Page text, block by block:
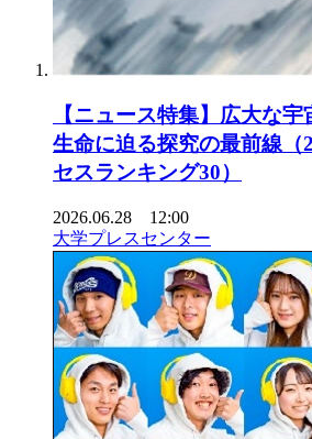
【ニュース特集】広大な
生命に迫る探究の最前線（
セスランキング30）
2026.06.28 12:00
大学プレスセンター